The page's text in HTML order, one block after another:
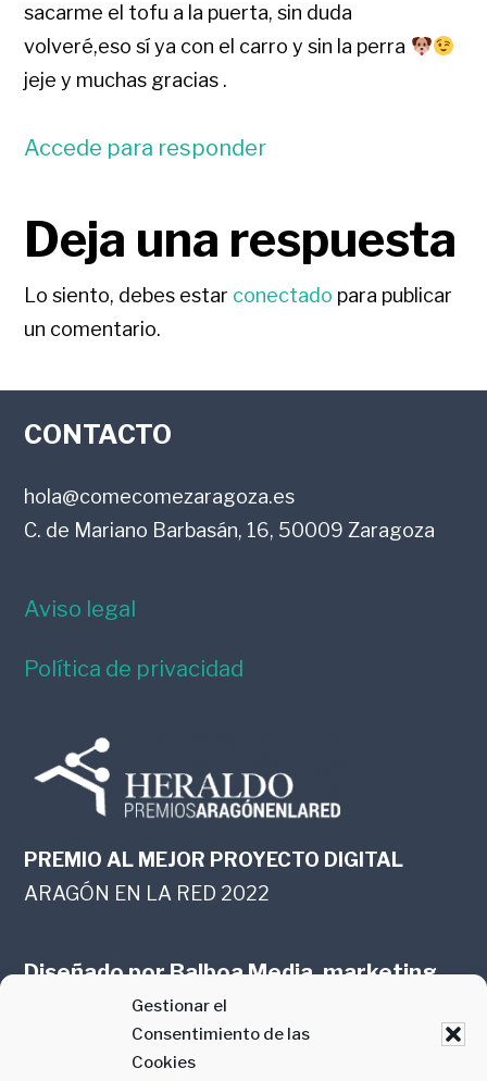
Gestionar el
Consentimiento de las
Cookies
sacarme el tofu a la puerta, sin duda
volveré,eso sí ya con el carro y sin la perra
jeje y muchas gracias .
Accede para responder
Deja una respuesta
Lo siento, debes estar conectado para publicar
un comentario.
FOOTER
CONTACTO
hola@comecomezaragoza.es
C. de Mariano Barbasán, 16, 50009 Zaragoza
Aviso legal
Política de privacidad
PREMIO AL MEJOR PROYECTO DIGITAL
ARAGÓN EN LA RED 2022
Diseñado porBalboa Media, marketing
online en Zaragoza